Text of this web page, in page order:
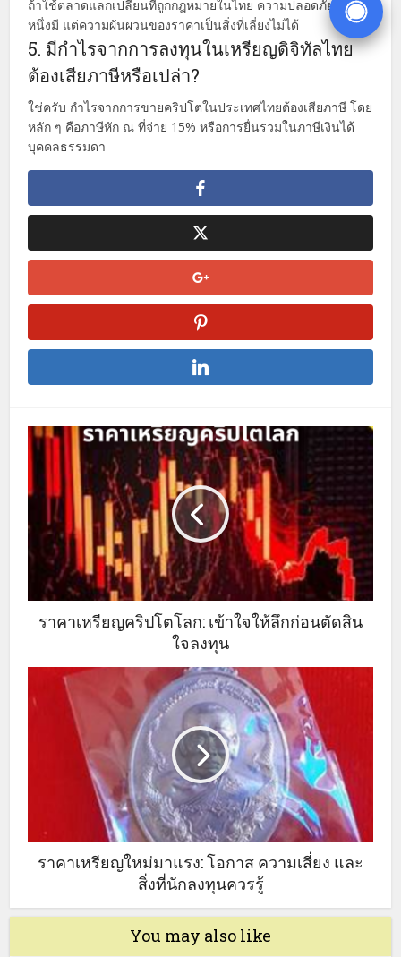
ถ้าใช้ตลาดแลกเปลี่ยนที่ถูกกฎหมายในไทย ความปลอดภัยระดับ
หนึ่งมี แต่ความผันผวนของราคาเป็นสิ่งที่เลี่ยงไม่ได้
5. มีกำไรจากการลงทุนในเหรียญดิจิทัลไทย
ต้องเสียภาษีหรือเปล่า?
ใช่ครับ กำไรจากการขายคริปโตในประเทศไทยต้องเสียภาษี โดย
หลัก ๆ คือภาษีหัก ณ ที่จ่าย 15% หรือการยื่นรวมในภาษีเงินได้
บุคคลธรรมดา
ราคาเหรียญคริปโตโลก: เข้าใจให้ลึกก่อนตัดสิน
ใจลงทุน
ราคาเหรียญใหม่มาแรง: โอกาส ความเสี่ยง และ
สิ่งที่นักลงทุนควรรู้
You may also like